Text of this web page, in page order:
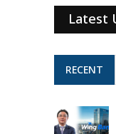
Latest
RECENT